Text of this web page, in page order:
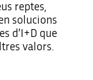
reptes,
solucions
d’I+D que
valors.